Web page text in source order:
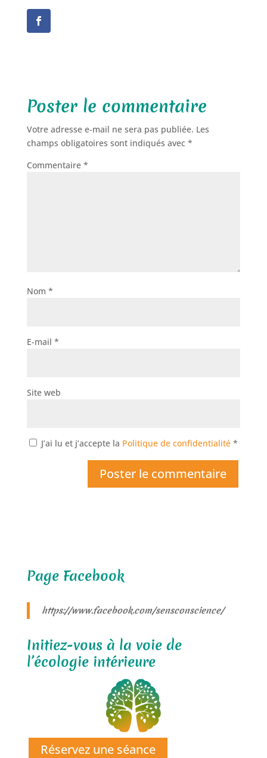
Poster le commentaire
Votre adresse e-mail ne sera pas publiée. Les
champs obligatoires sont indiqués avec *
Commentaire *
Nom *
E-mail *
Site web
J’ai lu et j’accepte la Politique de confidentialité *
Page Facebook
https://www.facebook.com/sensconscience/
Initiez-vous à la voie de
l’écologie intérieure
Réservez une séance